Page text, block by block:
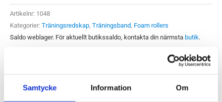
Samtycke Information Om
Artikelnr: 1048
Kategorier: Träningsredskap Träningsband Foam rollers
Saldo weblager. För aktuellt butikssaldo, kontakta din närmsta butik.